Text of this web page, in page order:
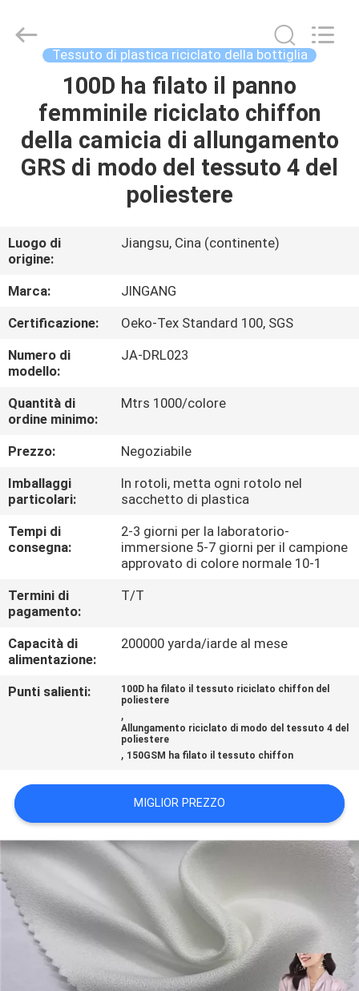
PRODOTTI
GIRO
DELLA
FABBRICA
CONTROLLO
DI
QUALITÀ
CONTATTICI
NOTIZIE
NEWS
PRIVACY
POLICY
Textile
Co.,Ltd.
Tessuto di plastica riciclato della bottiglia
100D ha filato il panno
femminile riciclato chiffon
della camicia di allungamento
GRS di modo del tessuto 4 del
poliestere
Luogo di
origine:
Jiangsu, Cina (continente)
Marca:
JINGANG
Certificazione:
Oeko-Tex Standard 100, SGS
Numero di
modello:
JA-DRL023
Quantità di
ordine minimo:
Mtrs 1000/colore
Prezzo:
Negoziabile
Imballaggi
particolari:
In rotoli, metta ogni rotolo nel
sacchetto di plastica
Tempi di
consegna:
2-3 giorni per la laboratorio-
immersione 5-7 giorni per il campione
approvato di colore normale 10-1
Termini di
pagamento:
T/T
Capacità di
alimentazione:
200000 yarda/iarde al mese
Punti salienti:
100D ha filato il tessuto riciclato chiffon del
poliestere
,
Allungamento riciclato di modo del tessuto 4 del
poliestere
, 150GSM ha filato il tessuto chiffon
MIGLIOR PREZZO